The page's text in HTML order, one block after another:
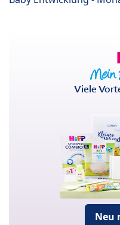
Viele
Neu